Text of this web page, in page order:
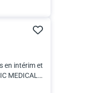
en intérim et